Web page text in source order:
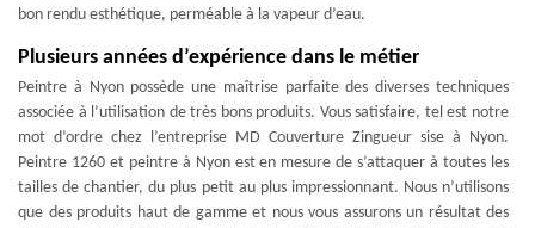
bon rendu esthétique, perméable à la vapeur d’eau.
Plusieurs années d’expérience dans le métier
Peintre à Nyon possède une maîtrise parfaite des diverses techniques
associée à l’utilisation de très bons produits. Vous satisfaire, tel est notre
mot d’ordre chez l’entreprise MD Couverture Zingueur sise à Nyon.
Peintre 1260 et peintre à Nyon est en mesure de s’attaquer à toutes les
tailles de chantier, du plus petit au plus impressionnant. Nous n’utilisons
que des produits haut de gamme et nous vous assurons un résultat des